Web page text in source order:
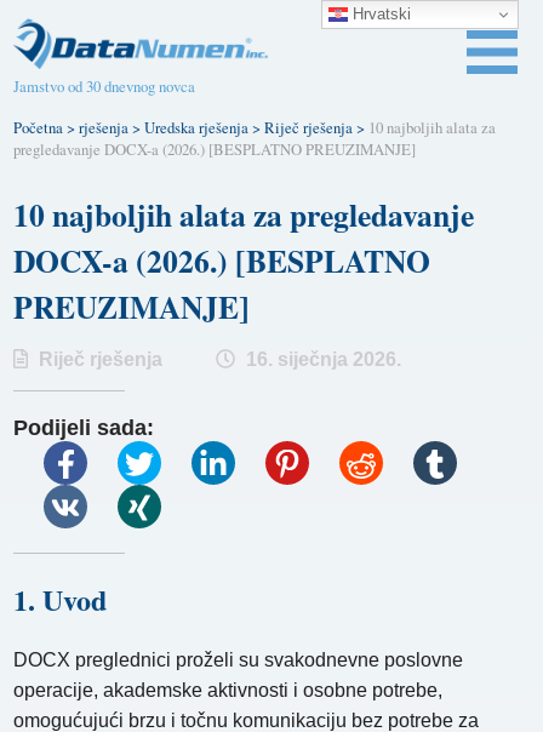
Jamstvo od 30 dnevnog novca
Početna>rješenja>Uredska rješenja>Riječ rješenja> 10 najboljih alata za
pregledavanje DOCX-a (2026.) [BESPLATNO PREUZIMANJE]
10 najboljih alata za pregledavanje
DOCX-a (2026.) [BESPLATNO
PREUZIMANJE]
Riječ rješenja 16. siječnja 2026.
Podijeli sada:
1. Uvod
DOCX preglednici proželi su svakodnevne poslovne
operacije, akademske aktivnosti i osobne potrebe,
omogućujući brzu i točnu komunikaciju bez potrebe za
Hrvatski